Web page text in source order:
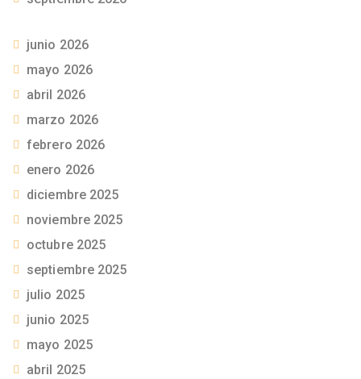
junio 2026
mayo 2026
abril 2026
marzo 2026
febrero 2026
enero 2026
diciembre 2025
noviembre 2025
octubre 2025
septiembre 2025
julio 2025
junio 2025
mayo 2025
abril 2025